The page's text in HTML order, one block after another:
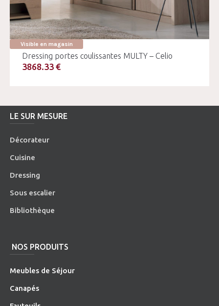
Visible en magasin
Dressing portes coulissantes MULTY – Celio
3868.33 €
LE SUR MESURE
Décorateur
Cuisine
Dressing
Sous escalier
Bibliothèque
NOS PRODUITS
Meubles de Séjour
Canapés